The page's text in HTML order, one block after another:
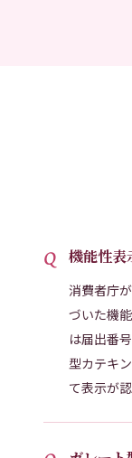
機能性表
消費者庁
づいた機
は届出番
型カテキ
て表示が